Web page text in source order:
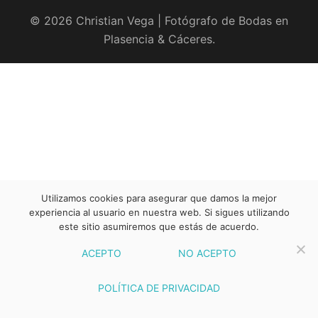
© 2026 Christian Vega | Fotógrafo de Bodas en
Plasencia & Cáceres.
Utilizamos cookies para asegurar que damos la mejor
experiencia al usuario en nuestra web. Si sigues utilizando
este sitio asumiremos que estás de acuerdo.
ACEPTO NO ACEPTO
POLÍTICA DE PRIVACIDAD